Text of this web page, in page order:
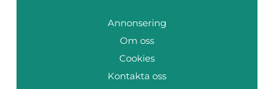
Annonsering
Om oss
Cookies
Kontakta oss